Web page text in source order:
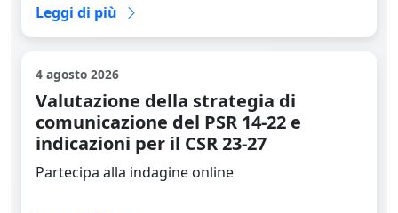
Leggi di più
4 agosto 2026
Valutazione della strategia di
comunicazione del PSR 14-22 e
indicazioni per il CSR 23-27
Partecipa alla indagine online